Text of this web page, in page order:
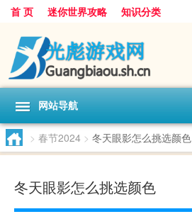
首 页 迷你世界攻略 知识分类
网站导航
> 春节2024 > 冬天眼影怎么挑选颜色
冬天眼影怎么挑选颜色